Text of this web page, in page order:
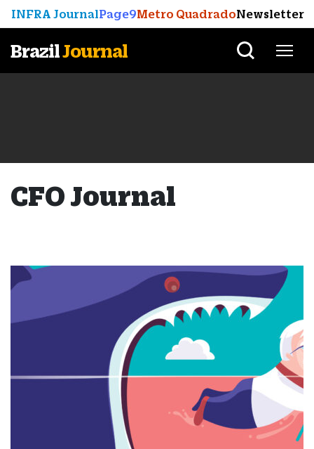
INFRA JournalPage9Metro QuadradoNewsletter
BrazilJournal
CFO Journal